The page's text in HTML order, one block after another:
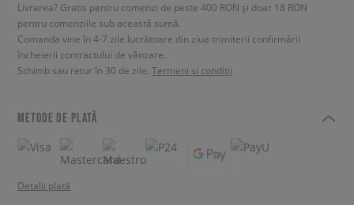
Livrarea? Gratis pentru comenzi de peste 400 RON și doar 18 RON
pentru comenziile sub această sumă.
Comanda vine în 4-7 zile lucrătoare din ziua trimiterii confirmării
încheierii contractului de vânzare.
Schimb sau retur în 30 de zile. Termeni și condiții
METODE DE PLATĂ
Detalii plată